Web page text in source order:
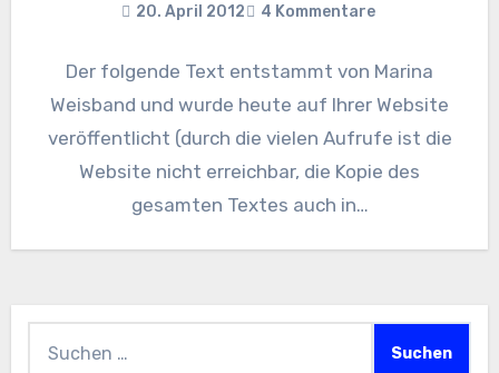
20. April 2012 4 Kommentare
Der folgende Text entstammt von Marina
Weisband und wurde heute auf Ihrer Website
veröffentlicht (durch die vielen Aufrufe ist die
Website nicht erreichbar, die Kopie des
gesamten Textes auch in…